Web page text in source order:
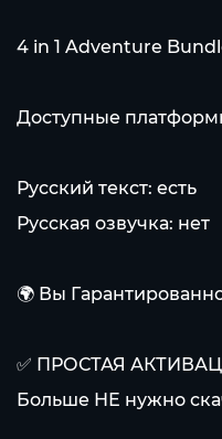
4 in 1 Adventure
Доступные
Русский текст: есть
Русская озвучка: нет
🌍 Вы
✅ ПРОСТАЯ
Больше НЕ нужно